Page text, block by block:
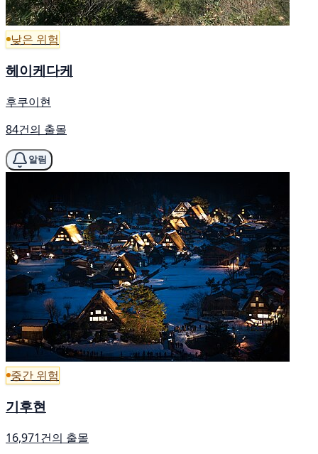
낮은 위험
헤이케다케
후쿠이현
84건의 출몰
알림
중간 위험
기후현
16,971건의 출몰